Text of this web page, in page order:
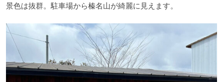
景色は抜群。駐車場から榛名山が綺麗に見えます。